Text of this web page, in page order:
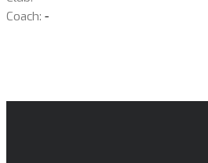
Coach: -